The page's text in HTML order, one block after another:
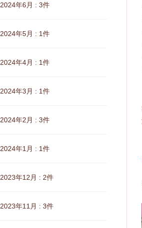
2024年6月 : 3件
2024年5月 : 1件
2024年4月 : 1件
2024年3月 : 1件
2024年2月 : 3件
2024年1月 : 1件
2023年12月 : 2件
2023年11月 : 3件